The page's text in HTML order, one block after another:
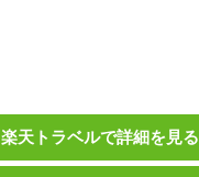
楽天トラベルで詳細を見る